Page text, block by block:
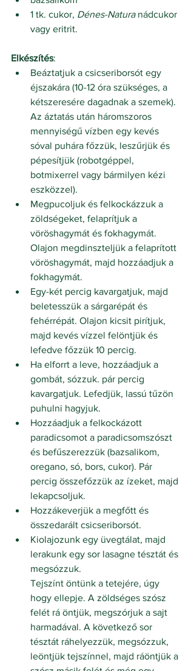
1 tk. cukor, Dénes-Natura nádcukor
vagy eritrit.
Elkészítés:
Beáztatjuk a csicseriborsót egy
éjszakára (10-12 óra szükséges, a
kétszeresére dagadnak a szemek).
Az áztatás után háromszoros
mennyiségű vízben egy kevés
sóval puhára főzzük, leszűrjük és
pépesítjük (robotgéppel,
botmixerrel vagy bármilyen kézi
eszközzel).
Megpucoljuk és felkockázzuk a
zöldségeket, felaprítjuk a
vöröshagymát és fokhagymát.
Olajon megdinszteljük a felaprított
vöröshagymát, majd hozzáadjuk a
fokhagymát.
Egy-két percig kavargatjuk, majd
beletesszük a sárgarépát és
fehérrépát. Olajon kicsit pirítjuk,
majd kevés vízzel felöntjük és
lefedve főzzük 10 percig.
Ha elforrt a leve, hozzáadjuk a
gombát, sózzuk. pár percig
kavargatjuk. Lefedjük, lassú tűzön
puhulni hagyjuk.
Hozzáadjuk a felkockázott
paradicsomot a paradicsomszószt
és befűszerezzük (bazsalikom,
oregano, só, bors, cukor). Pár
percig összefőzzük az ízeket, majd
lekapcsoljuk.
Hozzákeverjük a megfőtt és
összedarált csicseriborsót.
Kiolajozunk egy üvegtálat, majd
lerakunk egy sor lasagne tésztát és
megsózzuk.
Tejszínt öntünk a tetejére, úgy
hogy ellepje. A zöldséges szósz
felét rá öntjük, megszórjuk a sajt
harmadával. A következő sor
tésztát ráhelyezzük, megsózzuk,
leöntjük tejszínnel, majd ráöntjük a